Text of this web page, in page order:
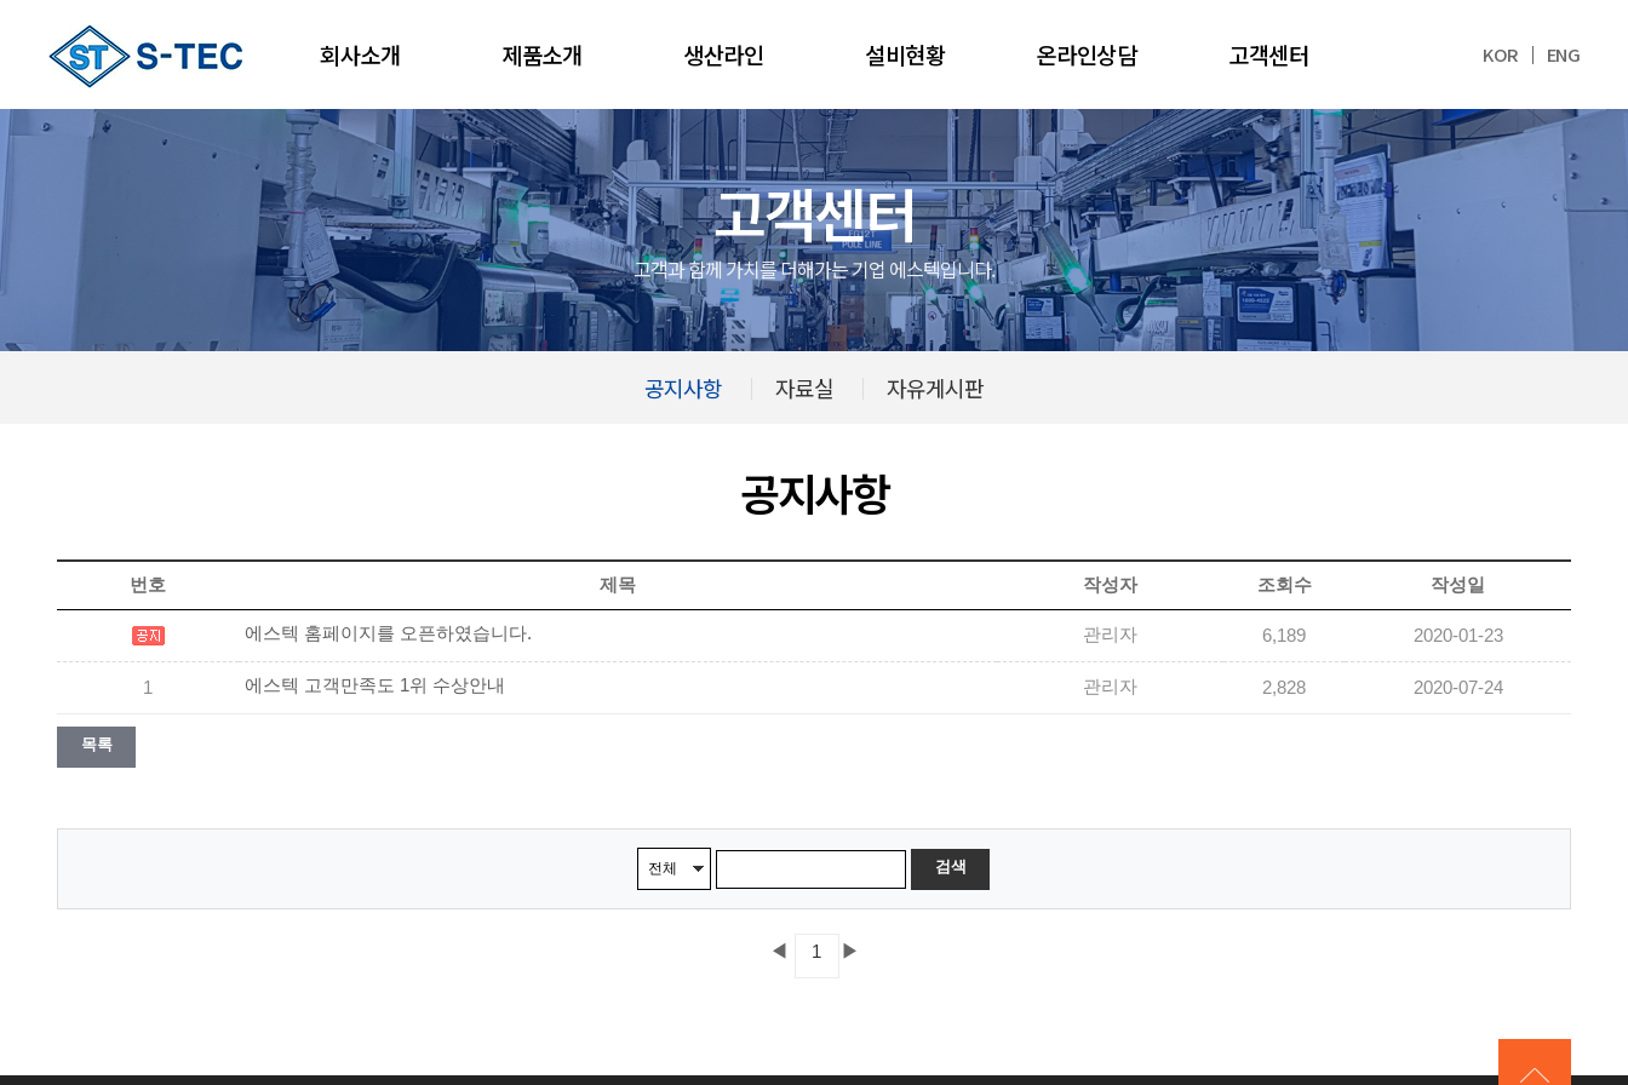
회사소개 제품소개 생산라인 설비현황 온라인상담 고객센터 KOR ENG
고객센터
고객과 함께 가치를 더해가는 기업 에스텍입니다.
공지사항 자료실 자유게시판
공지사항
번호 제목 작성자 조회수 작성일
에스텍 홈페이지를 오픈하였습니다. 관리자 6,189 2020-01-23
1 에스텍 고객만족도 1위 수상안내 관리자 2,828 2020-07-24
목록
검색
◀ 1 ▶